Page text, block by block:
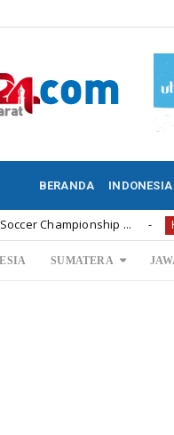
BERANDA INDONESIA
... Kalbar
SUMATERA